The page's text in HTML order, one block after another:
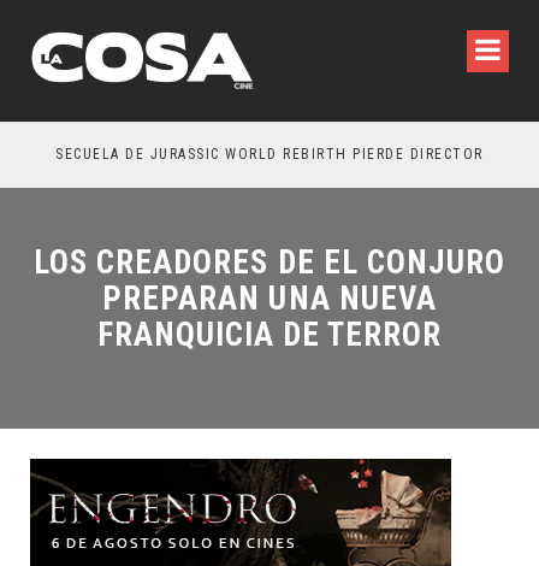
SECUELA DE JURASSIC WORLD REBIRTH PIERDE DIRECTOR
LOS CREADORES DE EL CONJURO
PREPARAN UNA NUEVA
FRANQUICIA DE TERROR